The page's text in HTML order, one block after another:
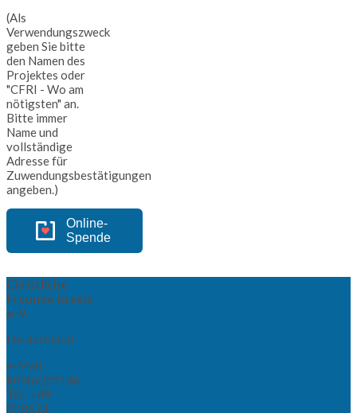
(Als
Verwendungszweck
geben Sie bitte
den Namen des
Projektes oder
"CFRI - Wo am
nötigsten" an.
Bitte immer
Name und
vollständige
Adresse für
Zuwendungsbestätigungen
angeben.)
Online-
Spende
Christliche
Freunde Israels
e. V.
Deutschland
e-Mail:
info[at]cfri.de
Tel.: +49
(0)8621-